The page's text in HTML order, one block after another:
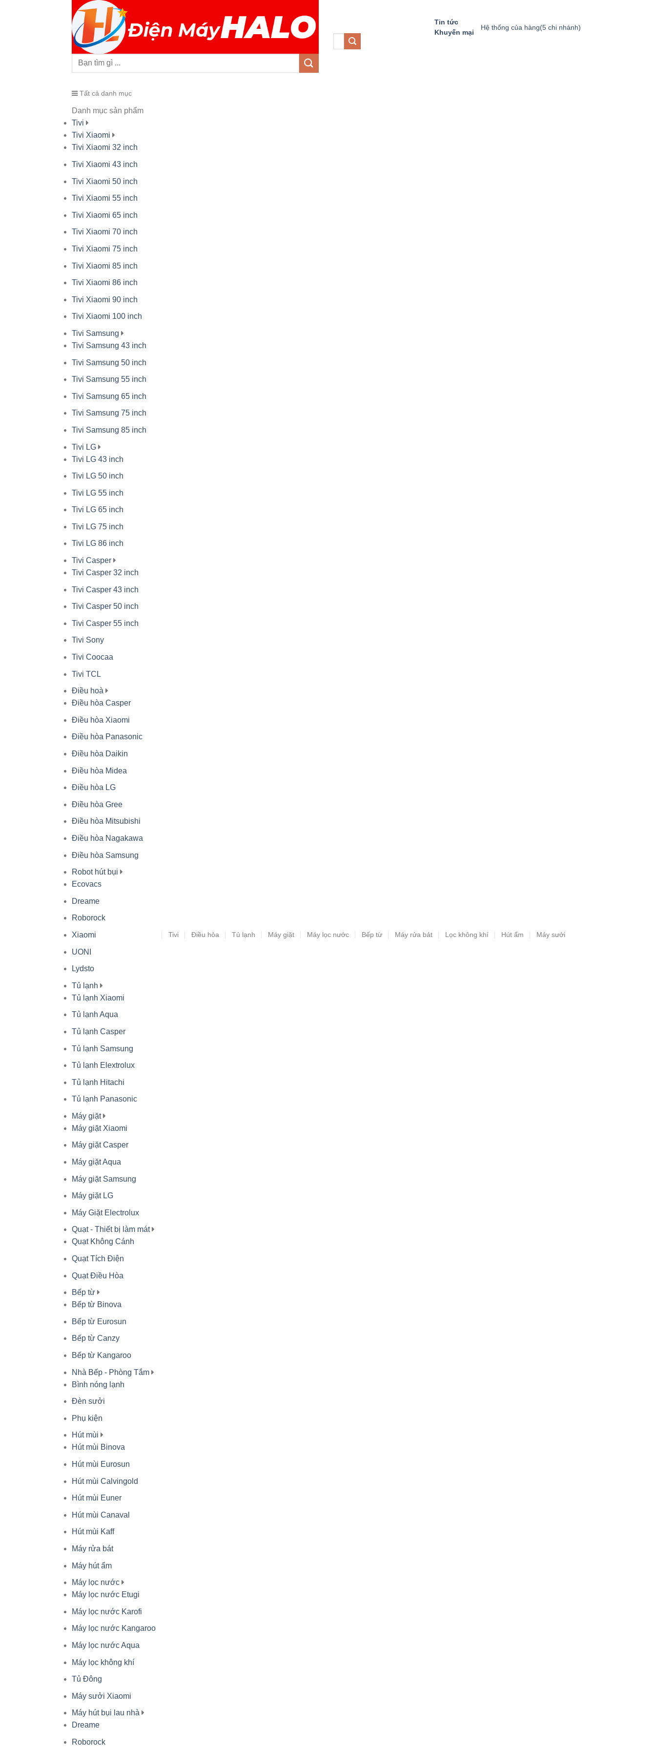
Tin tức
Khuyến mại
Hệ thống của hàng(5 chi nhánh)
Tất cả danh mục
Danh mục sản phẩm
Tivi
Tivi Xiaomi
Tivi Xiaomi 32 inch
Tivi Xiaomi 43 inch
Tivi Xiaomi 50 inch
Tivi Xiaomi 55 inch
Tivi Xiaomi 65 inch
Tivi Xiaomi 70 inch
Tivi Xiaomi 75 inch
Tivi Xiaomi 85 inch
Tivi Xiaomi 86 inch
Tivi Xiaomi 90 inch
Tivi Xiaomi 100 inch
Tivi Samsung
Tivi Samsung 43 inch
Tivi Samsung 50 inch
Tivi Samsung 55 inch
Tivi Samsung 65 inch
Tivi Samsung 75 inch
Tivi Samsung 85 inch
Tivi LG
Tivi LG 43 inch
Tivi LG 50 inch
Tivi LG 55 inch
Tivi LG 65 inch
Tivi LG 75 inch
Tivi LG 86 inch
Tivi Casper
Tivi Casper 32 inch
Tivi Casper 43 inch
Tivi Casper 50 inch
Tivi Casper 55 inch
Tivi Sony
Tivi Coocaa
Tivi TCL
Điều hoà
Điều hòa Casper
Điều hòa Xiaomi
Điều hòa Panasonic
Điều hòa Daikin
Điều hòa Midea
Điều hòa LG
Điều hòa Gree
Điều hòa Mitsubishi
Điều hòa Nagakawa
Điều hòa Samsung
Robot hút bụi
Ecovacs
Dreame
Roborock
Xiaomi
UONI
Lydsto
Tủ lạnh
Tủ lạnh Xiaomi
Tủ lạnh Aqua
Tủ lạnh Casper
Tủ lạnh Samsung
Tủ lạnh Elextrolux
Tủ lạnh Hitachi
Tủ lạnh Panasonic
Máy giặt
Máy giặt Xiaomi
Máy giặt Casper
Máy giặt Aqua
Máy giặt Samsung
Máy giặt LG
Máy Giặt Electrolux
Quạt - Thiết bị làm mát
Quạt Không Cánh
Quạt Tích Điện
Quạt Điều Hòa
Bếp từ
Bếp từ Binova
Bếp từ Eurosun
Bếp từ Canzy
Bếp từ Kangaroo
Nhà Bếp - Phòng Tắm
Bình nóng lạnh
Đèn sưởi
Phụ kiện
Hút mùi
Hút mùi Binova
Hút mùi Eurosun
Hút mùi Calvingold
Hút mùi Euner
Hút mùi Canaval
Hút mùi Kaff
Máy rửa bát
Máy hút ẩm
Máy lọc nước
Máy lọc nước Etugi
Máy lọc nước Karofi
Máy lọc nước Kangaroo
Máy lọc nước Aqua
Máy lọc không khí
Tủ Đông
Máy sưởi Xiaomi
Máy hút bụi lau nhà
Dreame
Roborock
Tivi Điều hòa Tủ lạnh Máy giặt Máy lọc nước Bếp từ Máy rửa bát Lọc không khí Hút ẩm Máy sưởi